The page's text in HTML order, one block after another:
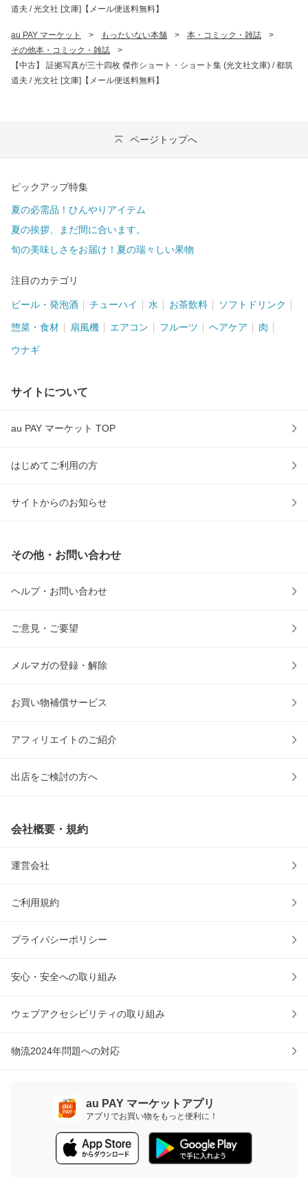
道夫 / 光文社 [文庫]【メール便送料無料】
au PAY マーケット > もったいない本舗 > 本・コミック・雑誌
>
その他本・コミック・雑誌
>
【中古】 証拠写真が三十四枚 傑作ショート・ショート集 (光文社文庫) / 都筑
道夫 / 光文社 [文庫]【メール便送料無料】
ページトップへ
ピックアップ特集
夏の必需品！ひんやりアイテム
夏の挨拶、まだ間に合います。
旬の美味しさをお届け！夏の瑞々しい果物
注目のカテゴリ
ビール・発泡酒 チューハイ 水 お茶飲料 ソフトドリンク
惣菜・食材 扇風機 エアコン フルーツ ヘアケア 肉
ウナギ
サイトについて
au PAY マーケット TOP
はじめてご利用の方
サイトからのお知らせ
その他・お問い合わせ
ヘルプ・お問い合わせ
ご意見・ご要望
メルマガの登録・解除
お買い物補償サービス
アフィリエイトのご紹介
出店をご検討の方へ
会社概要・規約
運営会社
ご利用規約
プライバシーポリシー
安心・安全への取り組み
ウェブアクセシビリティの取り組み
物流2024年問題への対応
au PAY マーケットアプリ
アプリでお買い物をもっと便利に！